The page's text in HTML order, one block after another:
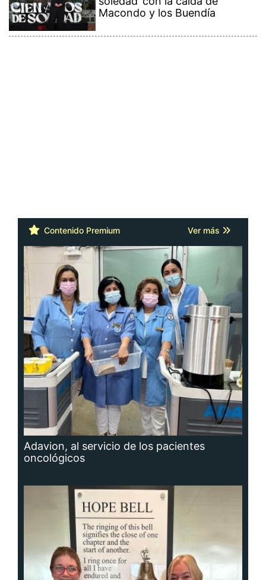
Macondo y los Buendía
Contenido Premium Ver más
Adavion, al servicio de los pacientes
oncológicos